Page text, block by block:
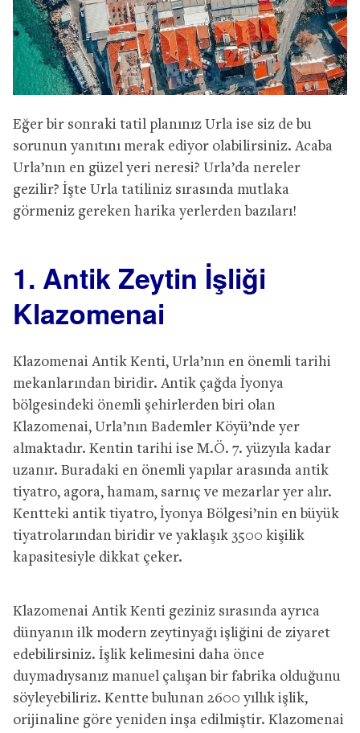
Eğer bir sonraki tatil planınız Urla ise siz de bu
sorunun yanıtını merak ediyor olabilirsiniz. Acaba
Urla’nın en güzel yeri neresi? Urla’da nereler
gezilir? İşte Urla tatiliniz sırasında mutlaka
görmeniz gereken harika yerlerden bazıları!
1. Antik Zeytin İşliği
Klazomenai
Klazomenai Antik Kenti, Urla’nın en önemli tarihi
mekanlarından biridir. Antik çağda İyonya
bölgesindeki önemli şehirlerden biri olan
Klazomenai, Urla’nın Bademler Köyü’nde yer
almaktadır. Kentin tarihi ise M.Ö. 7. yüzyıla kadar
uzanır. Buradaki en önemli yapılar arasında antik
tiyatro, agora, hamam, sarnıç ve mezarlar yer alır.
Kentteki antik tiyatro, İyonya Bölgesi’nin en büyük
tiyatrolarından biridir ve yaklaşık 3500 kişilik
kapasitesiyle dikkat çeker.
Klazomenai Antik Kenti geziniz sırasında ayrıca
dünyanın ilk modern zeytinyağı işliğini de ziyaret
edebilirsiniz. İşlik kelimesini daha önce
duymadıysanız manuel çalışan bir fabrika olduğunu
söyleyebiliriz. Kentte bulunan 2600 yıllık işlik,
orijinaline göre yeniden inşa edilmiştir. Klazomenai